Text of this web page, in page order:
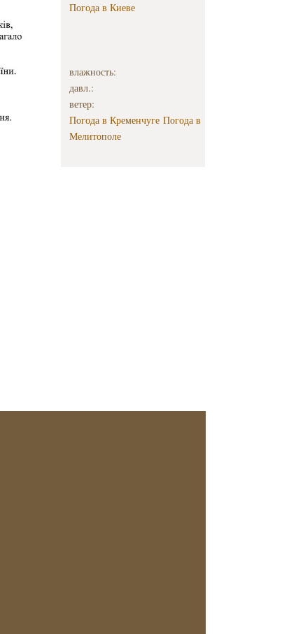
Погода в Киеве
влажность:
давл.:
ветер:
Погода в Кременчуге Погода в
Мелитополе